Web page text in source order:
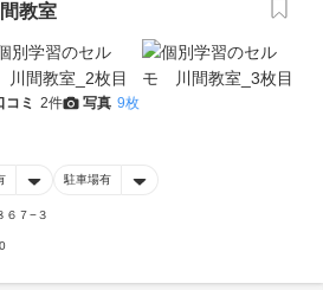
教室
コミ 2件 写真 9枚
駐車場有
６７−３